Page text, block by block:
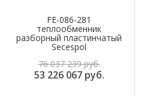
FE-086-281
теплообменник
разборный пластинчатый
Secespol
76 037 239 руб.
53 226 067 руб.